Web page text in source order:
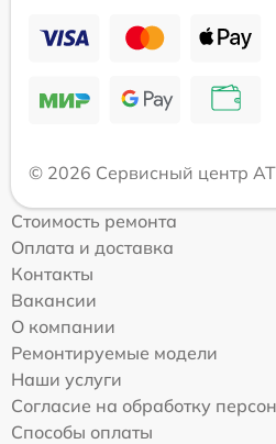
© 2026 Сервисный центр
Стоимость ремонта
Оплата и доставка
Контакты
Вакансии
О компании
Ремонтируемые модели
Наши услуги
Согласие на обработку
Способы оплаты